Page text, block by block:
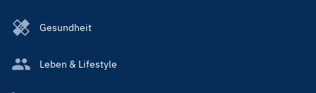
Gesundheit
Leben & Lifestyle